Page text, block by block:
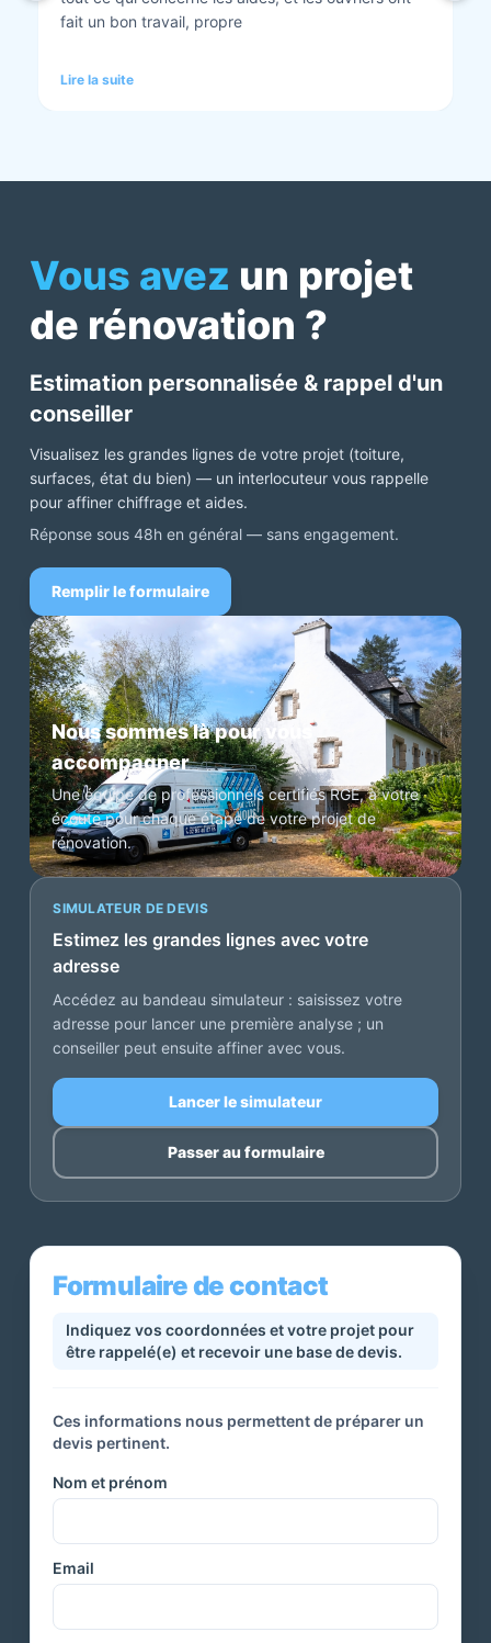
tout est nickel quand ils ont finis. Vous pouvez y
Lire la suite
Vous avez un projet
de rénovation ?
Estimation personnalisée & rappel d'un
conseiller
Visualisez les grandes lignes de votre projet (toiture,
surfaces, état du bien) — un interlocuteur vous rappelle
pour affiner chiffrage et aides.
Réponse sous 48h en général — sans engagement.
Remplir le formulaire
Nous sommes là pour vous
accompagner
Une équipe de professionnels certifiés RGE, à votre
écoute pour chaque étape de votre projet de
rénovation.
SIMULATEUR DE DEVIS
Estimez les grandes lignes avec votre
adresse
Accédez au bandeau simulateur : saisissez votre
adresse pour lancer une première analyse ; un
conseiller peut ensuite affiner avec vous.
Lancer le simulateur
Passer au formulaire
Formulaire de contact
Indiquez vos coordonnées et votre projet pour
être rappelé(e) et recevoir une base de devis.
Ces informations nous permettent de préparer un
devis pertinent.
Nom et prénom
Email